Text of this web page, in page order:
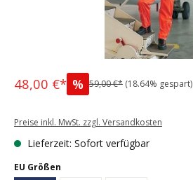
48,00 €* % 59,00 €* (18.64% gespart)
Preise inkl. MwSt. zzgl. Versandkosten
Lieferzeit: Sofort verfügbar
EU Größen